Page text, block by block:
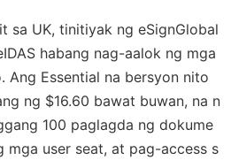
sa UK, tinitiyak ng eSignGlobal
habang nag-aalok ng mga
Essential na bersyon nito
ng $16.60 bawat buwan, na n
100 paglagda ng dokume
mga user seat, at pag-access s